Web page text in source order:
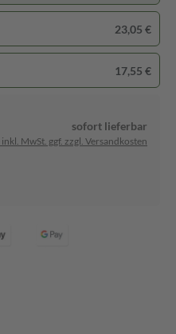
23,05 €
17,55 €
sofort lieferbar
inkl. MwSt. ggf. zzgl. Versandkosten